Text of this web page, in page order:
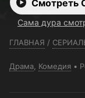
Смотреть
Сама дура
ГЛАВНАЯ /
Драма Комедия